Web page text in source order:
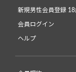
新規男性会員登録 18
会員ログイン
ヘルプ